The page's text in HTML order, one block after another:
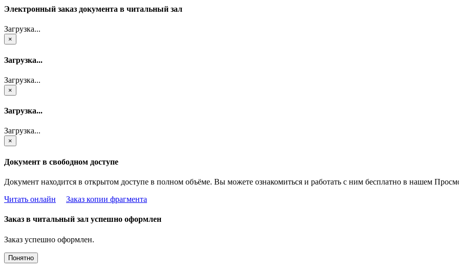
Электронный заказ документа в читальный зал
Загрузка...
×
Загрузка...
Загрузка...
×
Загрузка...
Загрузка...
×
Документ в свободном доступе
Документ находится в открытом доступе в полном объёме. Вы можете ознакомиться и работать с ним бесплатно в нашем
Читать онлайн
Заказ копии фрагмента
Заказ в читальный зал успешно оформлен
Заказ успешно оформлен.
Понятно